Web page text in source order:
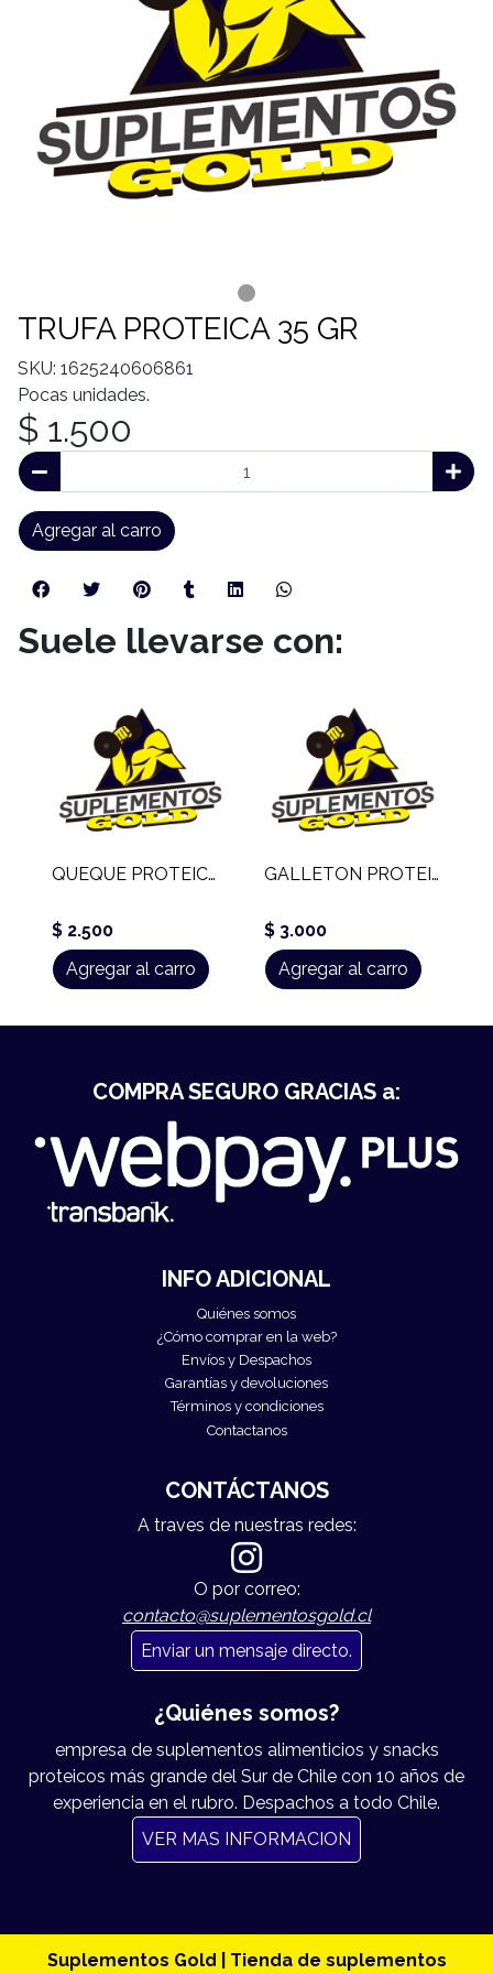
TRUFA PROTEICA 35 GR
SKU: 1625240606861
Pocas unidades.
$ 1.500
Agregar al carro
Suele llevarse con:
QUEQUE PROTEICO 12 GR PROTEINA
$ 2.500
Agregar al carro
GALLETON PROTEICO NY 12 GR PROTEINA
$ 3.000
Agregar al carro
INFO ADICIONAL
Quiénes somos
¿Cómo comprar en la web?
Envíos y Despachos
Garantías y devoluciones
Términos y condiciones
Contactanos
COMPRA SEGURO GRACIAS a:
CONTÁCTANOS
A traves de nuestras redes:
O por correo:
contacto@suplementosgold.cl
Enviar un mensaje directo.
¿Quiénes somos?
empresa de suplementos alimenticios y snacks
proteicos más grande del Sur de Chile con 10 años de
experiencia en el rubro. Despachos a todo Chile.
VER MAS INFORMACION
Suplementos Gold | Tienda de suplementos